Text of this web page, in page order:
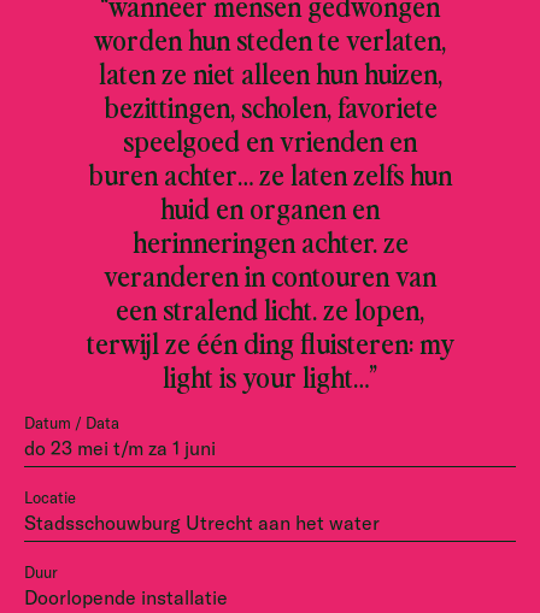
Datum / Data
do 23 mei t/m za 1 juni
Locatie
Stadsschouwburg Utrecht aan het water
Duur
Doorlopende installatie
worden hun steden te verlaten,
laten ze niet alleen hun huizen,
bezittingen, scholen, favoriete
speelgoed en vrienden en
buren achter… ze laten zelfs hun
huid en organen en
herinneringen achter. ze
veranderen in contouren van
een stralend licht. ze lopen,
terwijl ze één ding fluisteren: my
light is your light…”